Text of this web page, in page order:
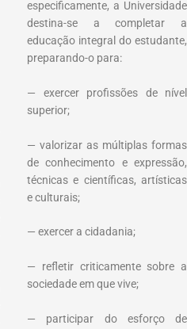
especificamente, a Universidade
destina-se a completar a
educação integral do estudante,
preparando-o para:
— exercer profissões de nível
superior;
— valorizar as múltiplas formas
de conhecimento e expressão,
técnicas e científicas, artísticas
e culturais;
— exercer a cidadania;
— refletir criticamente sobre a
sociedade em que vive;
— participar do esforço de